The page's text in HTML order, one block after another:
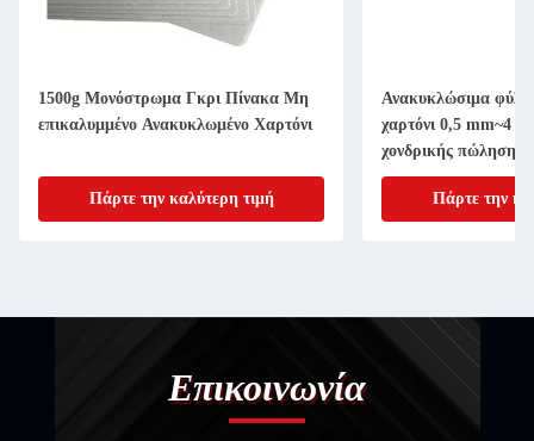
1500g Μονόστρωμα Γκρι Πίνακα Μη
επικαλυμμένο Ανακυκλωμένο Χαρτόνι
Πάρτε την καλύτερη τιμή
Ανακυκλώσιμα
χαρτόνι 0,5 mm~4
χονδρικής πώλησης
Πάρτε την
Επικοινωνία